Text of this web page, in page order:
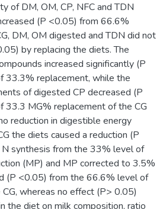
of DM, OM, CP, NFC and TDN
(P <0.05) from 66.6%
DM, OM digested and TDN did not
by replacing the diets. The
increased significantly (P
33.3% replacement, while the
of digested CP decreased (P
MG% replacement of the CG
reduction in digestible energy
the diets caused a reduction (P
synthesis from the 33% level of
(MP) and MP corrected to 3.5%
(P <0.05) from the 66.6% level of
whereas no effect (P> 0.05)
the diet on milk composition, ratio